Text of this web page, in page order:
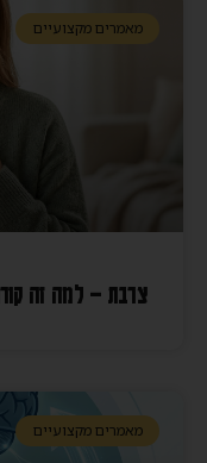
מאמרים מקצועיים
צרבת – למה זה
מאמרים מקצועיים